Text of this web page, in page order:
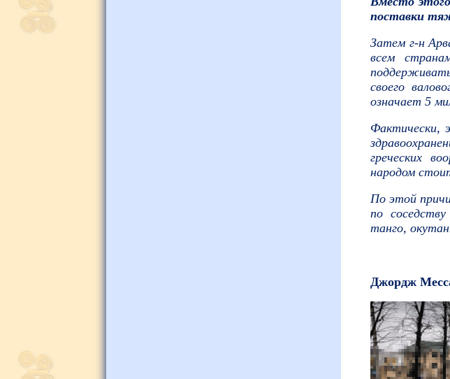
поставки
Затем г-н
всем
своего
означает 5
Фактически,
греческих
народом
По этой
по
танго,
Джордж